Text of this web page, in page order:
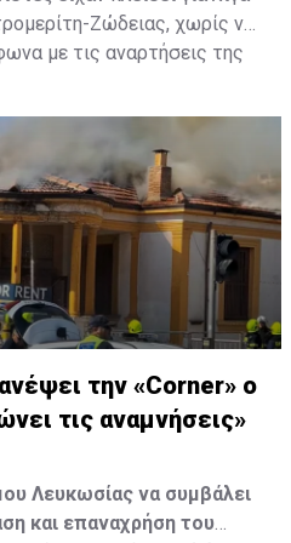
Ζώδειας, χωρίς να
με τις αναρτήσεις της
έκαναν στάση και στον
φτάσουν στο οδόφραγμα
την «Corner» o
τις αναμνήσεις»
Λευκωσίας να συμβάλει
και επαναχρήση του